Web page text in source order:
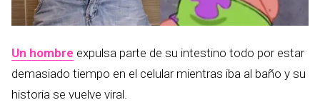
Un hombre expulsa parte de su intestino todo por estar
demasiado tiempo en el celular mientras iba al baño y su
historia se vuelve viral.